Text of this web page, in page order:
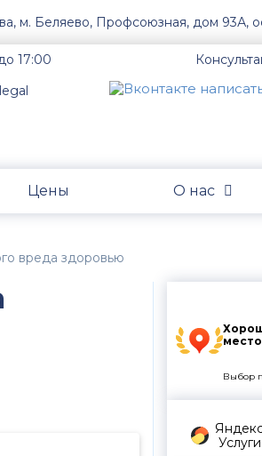
м. Беляево, Профсоюзная, дом 93А,
17:00
Цены О нас
вреда здоровью
место
Выбор
Услуги